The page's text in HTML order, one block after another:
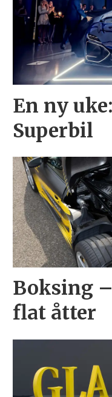
En ny
Superbil
Boksing
flat åtter